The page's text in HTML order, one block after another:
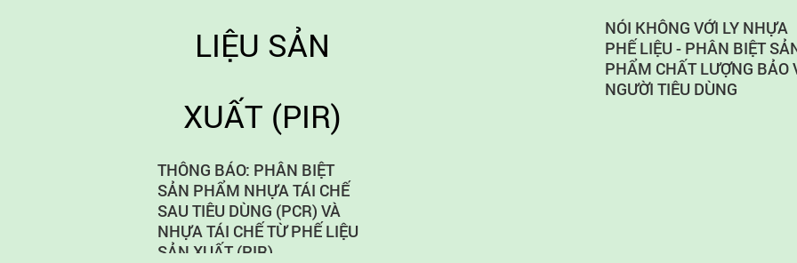
THÔNG BÁO: PHÂN BIỆT
SẢN PHẨM NHỰA TÁI CHẾ
SAU TIÊU DÙNG (PCR) VÀ
NHỰA TÁI CHẾ TỪ PHẾ LIỆU
SẢN XUẤT (PIR)
NÓI KHÔNG VỚI LY NHỰA
PHẾ LIỆU - PHÂN BIỆT
PHẨM CHẤT LƯỢNG BẢO
NGƯỜI TIÊU DÙNG